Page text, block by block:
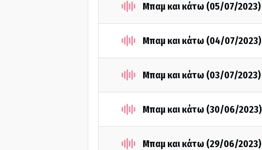
Μπαμ και κάτω (05/07/2023)
Μπαμ και κάτω (04/07/2023)
Μπαμ και κάτω (03/07/2023)
Μπαμ και κάτω (30/06/2023)
Μπαμ και κάτω (29/06/2023)